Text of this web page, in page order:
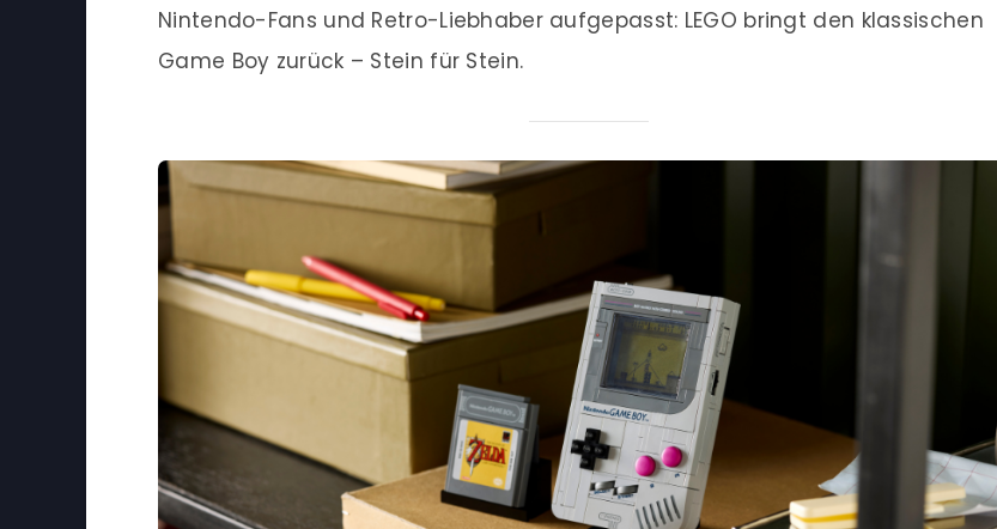
Nintendo-Fans und Retro-Liebhaber aufgepasst: LEGO bringt den klassischen
Game Boy zurück – Stein für Stein.